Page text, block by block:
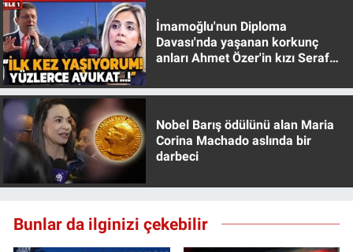
İmamoğlu'nun Diploma
Davası'nda yaşanan korkunç
anları Ahmet Özer'in kızı Seraf
Nobel Barış ödülünü alan Maria
Corina Machado aslında bir
darbeci
Bunlar da ilginizi çekebilir